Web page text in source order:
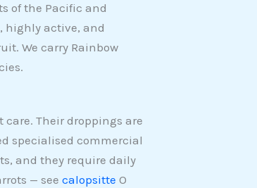
of the Pacific and
highly active, and
We carry Rainbow
Their droppings are
specialised commercial
and they require daily
— see calopsitte O